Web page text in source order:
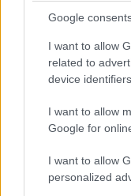
Google
I want to allow
related to
device
I want to allow
Google for
I want to allow
personalized